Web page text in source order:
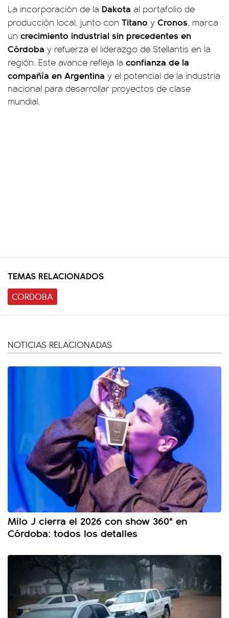
La incorporación de la Dakota al portafolio de
producción local, junto con Titano y Cronos, marca
un crecimiento industrial sin precedentes en
Córdoba y refuerza el liderazgo de Stellantis en la
región. Este avance refleja la confianza de la
compañía en Argentina y el potencial de la industria
nacional para desarrollar proyectos de clase
mundial.
TEMAS RELACIONADOS
CORDOBA
NOTICIAS RELACIONADAS
Milo J cierra el 2026 con show 360° en
Córdoba: todos los detalles